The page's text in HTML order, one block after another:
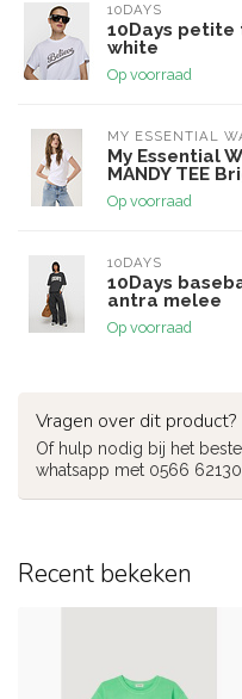
10DAYS
10Days petite
white
Op voorraad
MY ESSENTIAL
My Essential
MANDY TEE
Op voorraad
10DAYS
10Days
antra melee
Op voorraad
Vragen over dit product?
Of hulp nodig bij het
whatsapp met 0566
Recent bekeken